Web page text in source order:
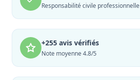
Responsabilité civile professionnelle
+255 avis vérifiés
Note moyenne 4.8/5